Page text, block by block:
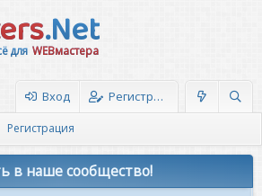
.Net
для WEBмастера
Вход Регистрация
Регистрация
в наше сообщество!